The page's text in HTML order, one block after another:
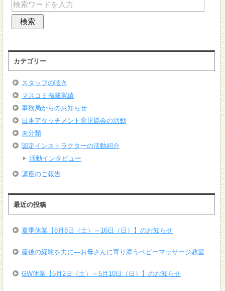
カテゴリー
スタッフの呟き
マスコミ掲載実績
事務局からのお知らせ
日本アタッチメント育児協会の活動
未分類
認定インストラクターの活動紹介
活動インタビュー
講座のご報告
最近の投稿
夏季休業【8月8日（土）～16日（日）】のお知らせ
産後の経験を力に―お母さんに寄り添うベビーマッサージ教室
GW休業【5月2日（土）～5月10日（日）】のお知らせ